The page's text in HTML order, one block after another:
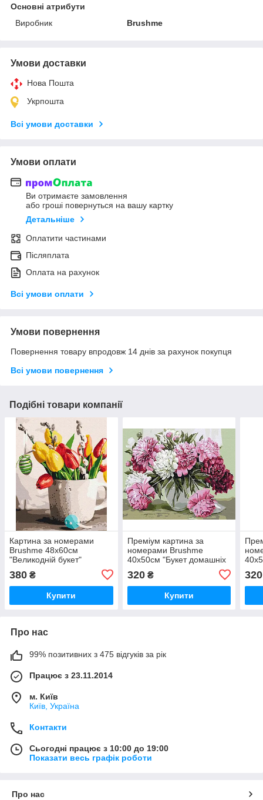
Основні атрибути
Виробник
Brushme
Умови доставки
Нова Пошта
Укрпошта
Всі умови доставки
Умови оплати
Ви отримаєте замовлення
або гроші повернуться на вашу картку
Детальніше
Оплатити частинами
Післяплата
Оплата на рахунок
Всі умови оплати
Умови повернення
Повернення товару впродовж 14 днів за рахунок покупця
Всі умови повернення
Подібні товари компанії
Картина за номерами
Brushme 48x60см
"Великодній букет"
380 ₴
Купити
Преміум картина за
номерами Brushme
40x50см "Букет домашніх
320₴
Купити
320
Про нас
99% позитивних з 475 відгуків за рік
Працює з 23.11.2014
м. Київ
Київ, Україна
Контакти
Сьогодні працює з 10:00 до 19:00
Показати весь графік роботи
Про нас